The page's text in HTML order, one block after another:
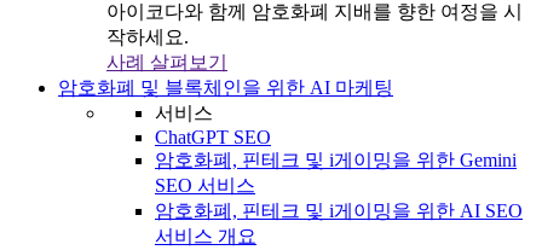
아이코다와 함께 암호화폐 지배를 향한 여정을 시
작하세요.
사례 살펴보기
암호화폐 및 블록체인을 위한 AI 마케팅
서비스
ChatGPT SEO
암호화폐, 핀테크 및 i게이밍을 위한 Gemini
SEO 서비스
암호화폐, 핀테크 및 i게이밍을 위한 AI SEO
서비스 개요